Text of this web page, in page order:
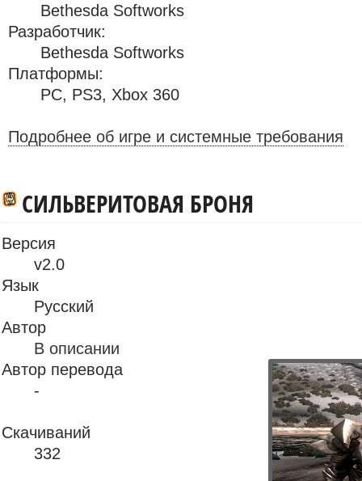
Bethesda Softworks
Разработчик:
Bethesda Softworks
Платформы:
PC, PS3, Xbox 360
Подробнее об игре и системные требования
СИЛЬВЕРИТОВАЯ БРОНЯ
Версия
v2.0
Язык
Русский
Автор
В описании
Автор перевода
-
Скачиваний
332